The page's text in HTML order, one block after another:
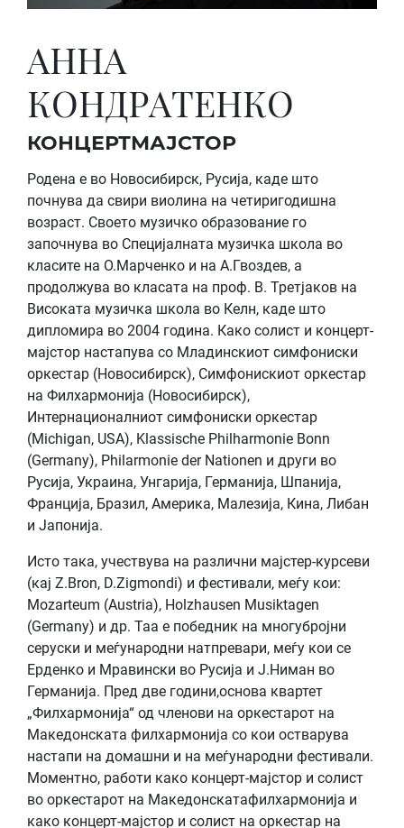
АННА
КОНДРАТЕНКО
КОНЦЕРТМАЈСТОР
Родена е во Новосибирск, Русија, каде што
почнува да свири виолина на четиригодишна
возраст. Своето музичко образование го
започнува во Специјалната музичка школа во
класите на О.Марченко и на А.Гвоздев, а
продолжува во класата на проф. В. Третјаков на
Високата музичка школа во Келн, каде што
дипломира во 2004 година. Како солист и концерт-
мајстор настапува со Младинскиот симфониски
оркестар (Новосибирск), Симфонискиот оркестар
на Филхармонија (Новосибирск),
Интернационалниот симфониски оркестар
(Michigan, USA), Klassische Philharmonie Bonn
(Germany), Philarmonie der Nationen и други во
Русија, Украина, Унгарија, Германија, Шпанија,
Франција, Бразил, Америка, Малезија, Кина, Либан
и Јапонија.
Исто така, учествува на различни мајстер-курсеви
(кај Z.Bron, D.Zigmondi) и фестивали, меѓу кои:
Mozarteum (Austria), Holzhausen Musiktagen
(Germany) и др. Таа е победник на многубројни
серуски и меѓународни натпревари, меѓу кои се
Ерденко и Мравински во Русија и Ј.Ниман во
Германија. Пред две години,основа квартет
„Филхармонија“ од членови на оркестарот на
Македонската филхармонија со кои остварува
настапи на домашни и на меѓународни фестивали.
Моментно, работи како концерт-мајстор и солист
во оркестарот на Македонскатафилхармонија и
како концерт-мајстор и солист на оркестар на